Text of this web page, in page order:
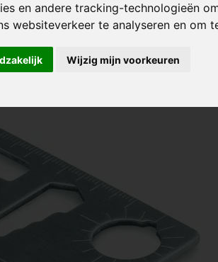
en andere tracking-technologieën
websiteverkeer te analyseren en om
Wijzig mijn voorkeuren